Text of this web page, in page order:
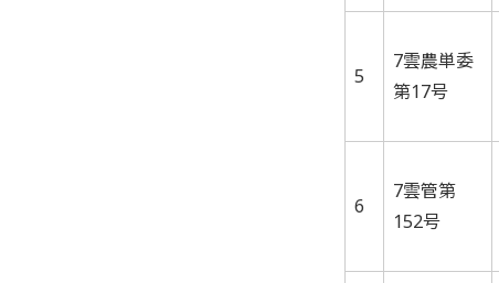
5
7雲農単委
第17号
6
7雲管第
152号